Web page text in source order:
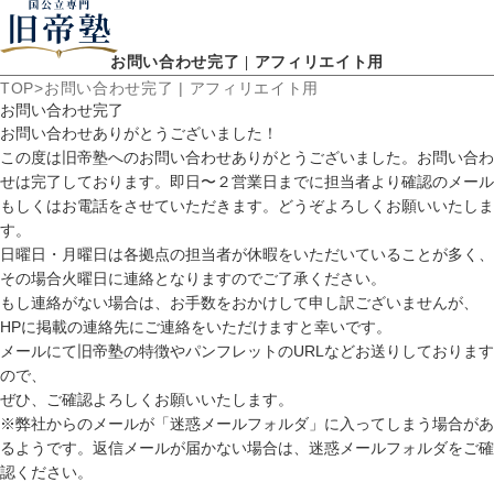
お問い合わせ完了 | アフィリエイト用
TOP
お問い合わせ完了 | アフィリエイト用
お問い合わせ完了
お問い合わせありがとうございました！
この度は旧帝塾へのお問い合わせありがとうございました。お問い合わ
せは完了しております。即日〜２営業日までに担当者より確認のメール
もしくはお電話をさせていただきます。どうぞよろしくお願いいたしま
す。
日曜日・月曜日は各拠点の担当者が休暇をいただいていることが多く、
その場合火曜日に連絡となりますのでご了承ください。
もし連絡がない場合は、お手数をおかけして申し訳ございませんが、
HPに掲載の連絡先にご連絡をいただけますと幸いです。
メールにて旧帝塾の特徴やパンフレットのURLなどお送りしております
ので、
ぜひ、ご確認よろしくお願いいたします。
※弊社からのメールが「迷惑メールフォルダ」に入ってしまう場合があ
るようです。返信メールが届かない場合は、迷惑メールフォルダをご確
認ください。